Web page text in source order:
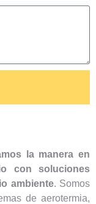
la manera en
con soluciones
ambiente. Somos
de aerotermia,